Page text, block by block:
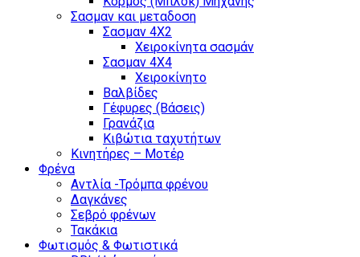
Σασμαν και μεταδοση
Σασμαν 4Χ2
Χειροκίνητα σασμάν
Σασμαν 4Χ4
Χειροκίνητο
Βαλβίδες
Γέφυρες (Βάσεις)
Γρανάζια
Κιβώτια ταχυτήτων
Κινητήρες – Μοτέρ
Φρένα
Αντλία -Τρόμπα φρένου
Δαγκάνες
Σεβρό φρένων
Τακάκια
Φωτισμός & Φωτιστικά